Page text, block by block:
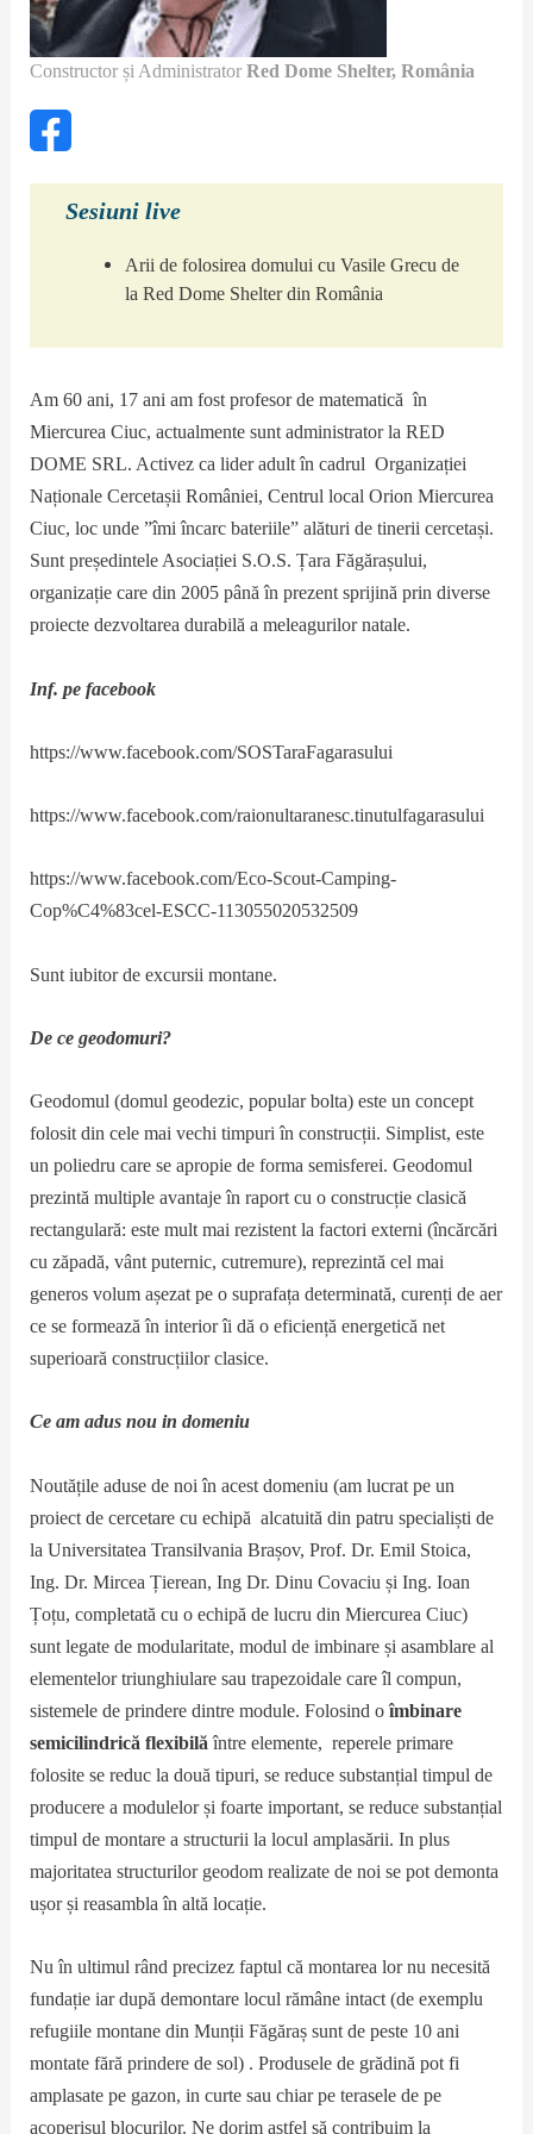
Constructor și AdministratorRed Dome Shelter, România
Sesiuni live
Arii de folosirea domului cu Vasile Grecu de
la Red Dome Shelter din România
Am 60 ani, 17 ani am fost profesor de matematică în
Miercurea Ciuc, actualmente sunt administrator la RED
DOME SRL. Activez ca lider adult în cadrul Organizației
Naționale Cercetașii României, Centrul local Orion Miercurea
Ciuc, loc unde ”îmi încarc bateriile” alături de tinerii cercetași.
Sunt președintele Asociației S.O.S. Țara Făgărașului,
organizație care din 2005 până în prezent sprijină prin diverse
proiecte dezvoltarea durabilă a meleagurilor natale.
Inf. pe facebook
https://www.facebook.com/SOSTaraFagarasului
https://www.facebook.com/raionultaranesc.tinutulfagarasului
https://www.facebook.com/Eco-Scout-Camping-
Cop%C4%83cel-ESCC-113055020532509
Sunt iubitor de excursii montane.
De ce geodomuri?
Geodomul (domul geodezic, popular bolta) este un concept
folosit din cele mai vechi timpuri în construcții. Simplist, este
un poliedru care se apropie de forma semisferei. Geodomul
prezintă multiple avantaje în raport cu o construcție clasică
rectangulară: este mult mai rezistent la factori externi (încărcări
cu zăpadă, vânt puternic, cutremure), reprezintă cel mai
generos volum așezat pe o suprafața determinată, curenți de aer
ce se formează în interior îi dă o eficiență energetică net
superioară construcțiilor clasice.
Ce am adus nou in domeniu
Noutățile aduse de noi în acest domeniu (am lucrat pe un
proiect de cercetare cu echipă alcatuită din patru specialiști de
la Universitatea Transilvania Brașov, Prof. Dr. Emil Stoica,
Ing. Dr. Mircea Țierean, Ing Dr. Dinu Covaciu și Ing. Ioan
Țoțu, completată cu o echipă de lucru din Miercurea Ciuc)
sunt legate de modularitate, modul de imbinare și asamblare al
elementelor triunghiulare sau trapezoidale care îl compun,
sistemele de prindere dintre module. Folosind oîmbinare
semicilindrică flexibilă între elemente, reperele primare
folosite se reduc la două tipuri, se reduce substanțial timpul de
producere a modulelor și foarte important, se reduce substanțial
timpul de montare a structurii la locul amplasării. In plus
majoritatea structurilor geodom realizate de noi se pot demonta
ușor și reasambla în altă locație.
Nu în ultimul rând precizez faptul că montarea lor nu necesită
fundație iar după demontare locul rămâne intact (de exemplu
refugiile montane din Munții Făgăraș sunt de peste 10 ani
montate fără prindere de sol) . Produsele de grădină pot fi
amplasate pe gazon, in curte sau chiar pe terasele de pe
acoperișul blocurilor. Ne dorim astfel să contribuim la